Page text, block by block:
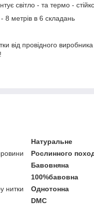
світло - та термо -
8 метрів в 6 складань
від провідного виробника
Натуральне
Рослинного
Бавовняна
100%бавовна
нитки
Однотонна
DMC